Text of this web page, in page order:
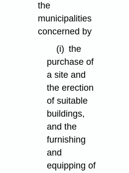
the
municipalities
concerned by
(i) the
purchase of
a site and
the erection
of suitable
buildings,
and the
furnishing
and
equipping of